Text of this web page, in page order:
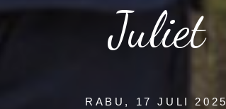
Juliet
RABU, 17 JULI 2025